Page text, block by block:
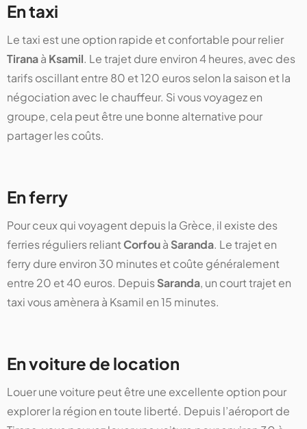
En taxi
Le taxi est une option rapide et confortable pour relier
Tiranaà Ksamil. Le trajet dure environ 4 heures, avec des
tarifs oscillant entre 80 et 120 euros selon la saison et la
négociation avec le chauffeur. Si vous voyagez en
groupe, cela peut être une bonne alternative pour
partager les coûts.
En ferry
Pour ceux qui voyagent depuis la Grèce, il existe des
ferries réguliers reliant Corfouà Saranda. Le trajet en
ferry dure environ 30 minutes et coûte généralement
entre 20 et 40 euros. DepuisSaranda, un court trajet en
taxi vous amènera à Ksamil en 15 minutes.
En voiture de location
Louer une voiture peut être une excellente option pour
explorer la région en toute liberté. Depuis l’aéroport de